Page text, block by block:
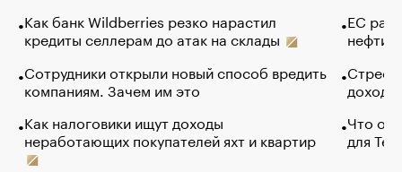
Как банк Wildberries резко нарастил
кредиты селлерам до атак на склады
Сотрудники открыли новый способ вредить
компаниям. Зачем им это
Как налоговики ищут доходы
неработающих покупателей яхт и квартир
ЕС
нефти
Что
для